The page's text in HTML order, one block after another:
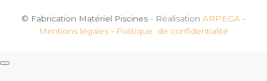
© Fabrication Matériel Piscines - Réalisation ARPEGA -
Mentions légales - Politique de confidentialité